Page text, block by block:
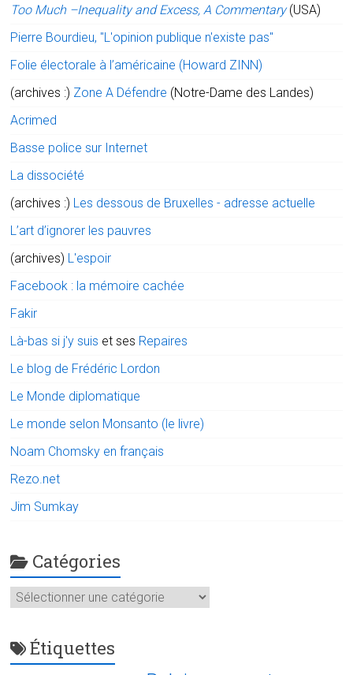
Too Much –Inequality and Excess, A Commentary (USA)
Pierre Bourdieu, "L'opinion publique n'existe pas"
Folie électorale à l’américaine (Howard ZINN)
(archives :) Zone A Défendre (Notre-Dame des Landes)
Acrimed
Basse police sur Internet
La dissociété
(archives :) Les dessous de Bruxelles - adresse actuelle
L’art d’ignorer les pauvres
(archives) L'espoir
Facebook : la mémoire cachée
Fakir
Là-bas si j'y suis et ses Repaires
Le blog de Frédéric Lordon
Le Monde diplomatique
Le monde selon Monsanto (le livre)
Noam Chomsky en français
Rezo.net
Jim Sumkay
Catégories
Catégories
Étiquettes